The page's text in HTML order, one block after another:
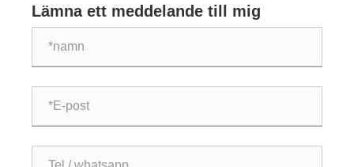
Lämna ett meddelande till mig